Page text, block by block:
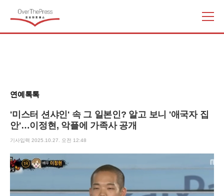
주
요
기
연예톡톡
'미스터 션샤인' 속 그 일본인? 알고 보니 '애국자 집
안'…이정현, 악플에 가족사 공개
기사입력 2025.10.27. 오전 12:48